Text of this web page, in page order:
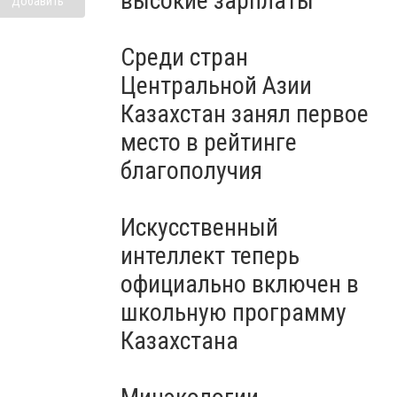
Среди стран
Центральной Азии
Казахстан занял первое
место в рейтинге
благополучия
Искусственный
интеллект теперь
официально включен в
школьную программу
Казахстана